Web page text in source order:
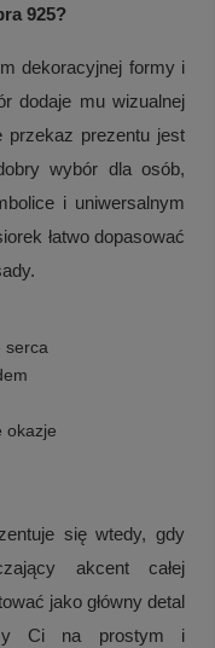
925?
dekoracyjnej formy i
dodaje mu wizualnej
prezentu jest
wybór dla osób,
i uniwersalnym
łatwo dopasować
serca
okazje
się wtedy, gdy
akcent całej
jako główny detal
Ci na prostym i